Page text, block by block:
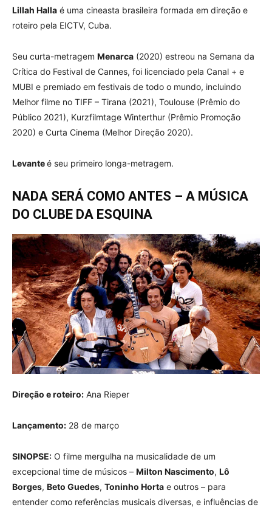
Lillah Halla é uma cineasta brasileira formada em direção e
roteiro pela EICTV, Cuba.
Seu curta-metragem Menarca (2020) estreou na Semana da
Crítica do Festival de Cannes, foi licenciado pela Canal + e
MUBI e premiado em festivais de todo o mundo, incluindo
Melhor filme no TIFF – Tirana (2021), Toulouse (Prêmio do
Público 2021), Kurzfilmtage Winterthur (Prêmio Promoção
2020) e Curta Cinema (Melhor Direção 2020).
Levanteé seu primeiro longa-metragem.
NADA SERÁ COMO ANTES – A MÚSICA
DO CLUBE DA ESQUINA
Direção e roteiro: Ana Rieper
Lançamento: 28 de março
SINOPSE: O filme mergulha na musicalidade de um
excepcional time de músicos – Milton Nascimento, Lô
Borges, Beto Guedes, Toninho Horta e outros – para
entender como referências musicais diversas, e influências de